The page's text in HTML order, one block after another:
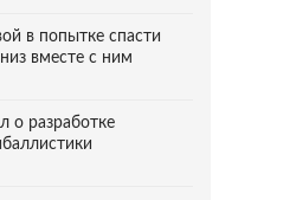
в попытке спасти
вместе с ним
о разработке